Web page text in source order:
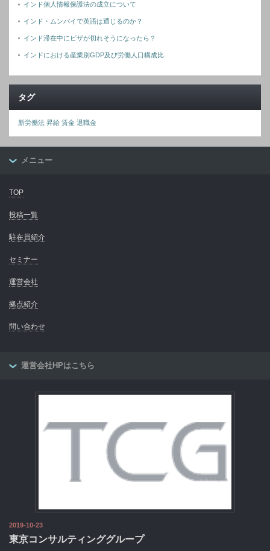
インド個人情報保護法の成立について
インド・ムンバイで英語は通じるのか？
インド滞在中にビザが切れそうになったら？
インドにおける産業別GDP及び労働人口構成比
タグ
新労働法 昇給 賃金 退職金
メニュー
TOP
投稿一覧
駐在員紹介
セミナー
運営会社
拠点紹介
問い合わせ
運営会社HPはこちら
2019-10-23
東京コンサルティンググループ